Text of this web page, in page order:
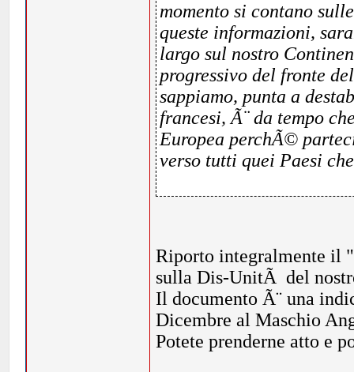
momento si contano
queste informazioni,
largo sul nostro
progressivo del fronte
sappiamo, punta a
francesi, Ã¨ da tempo
Europea perchÃ©
verso tutti quei Paesi
Riporto integralmente il
sulla Dis-UnitÃ del
Il documento Ã¨ una
Dicembre al Maschio
Potete prenderne atto e